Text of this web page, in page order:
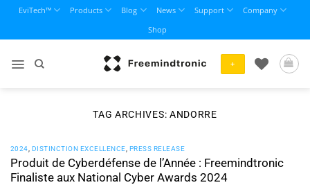
content
EviTech™ Products Blog News Support
Company
Shop
+
TAG ARCHIVES: ANDORRE
2024 DISTINCTION EXCELLENCE PRESS RELEASE
Produit de Cyberdéfense de l’Année : Freemindtronic
Finaliste aux National Cyber Awards 2024